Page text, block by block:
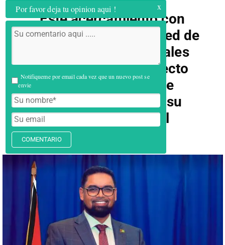
Por favor deja tu opinion aqui ! x
Notifiqueme por email cada vez que un nuevo post se
envie
COMENTARIO
Este acercamiento con
Guyana se suma a la red de
alianzas internacionales
que el presidente electo
construye para que
Colombia recupere su
liderazgo regional